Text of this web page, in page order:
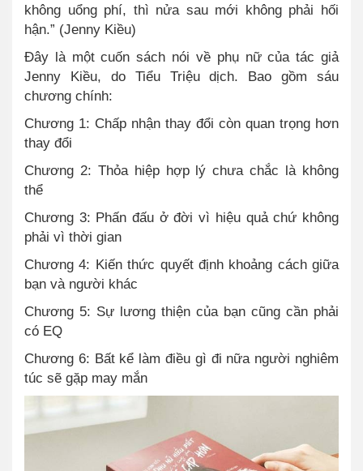
không uổng phí, thì nửa sau mới không phải hối
hận.” (Jenny Kiều)
Đây là một cuốn sách nói về phụ nữ của tác giả
Jenny Kiều, do Tiểu Triệu dịch. Bao gồm sáu
chương chính:
Chương 1: Chấp nhận thay đổi còn quan trọng hơn
thay đổi
Chương 2: Thỏa hiệp hợp lý chưa chắc là không
thể
Chương 3: Phấn đấu ở đời vì hiệu quả chứ không
phải vì thời gian
Chương 4: Kiến thức quyết định khoảng cách giữa
bạn và người khác
Chương 5: Sự lương thiện của bạn cũng cần phải
có EQ
Chương 6: Bất kể làm điều gì đi nữa người nghiêm
túc sẽ gặp may mắn